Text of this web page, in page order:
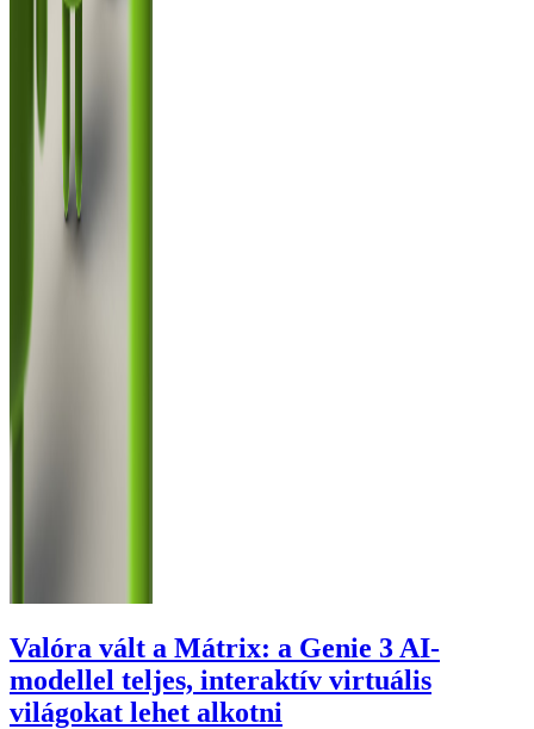
Valóra vált a Mátrix: a Genie 3 AI-
modellel teljes, interaktív virtuális
világokat lehet alkotni